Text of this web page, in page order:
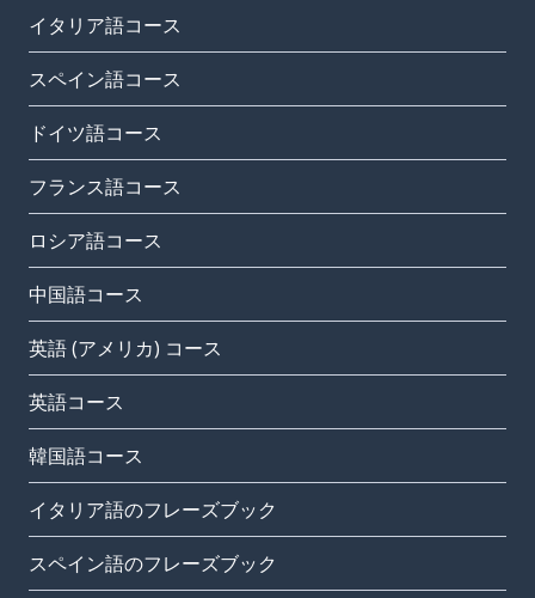
イタリア語コース
スペイン語コース
ドイツ語コース
フランス語コース
ロシア語コース
中国語コース
英語 (アメリカ) コース
英語コース
韓国語コース
イタリア語のフレーズブック
スペイン語のフレーズブック